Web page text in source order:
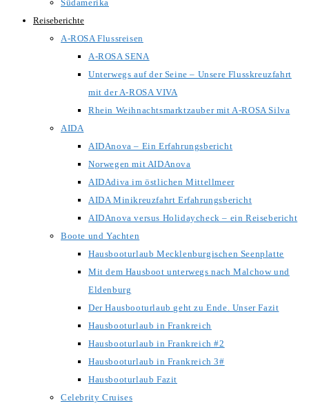
Südamerika
Reiseberichte
A-ROSA Flussreisen
A-ROSA SENA
Unterwegs auf der Seine – Unsere Flusskreuzfahrt
mit der A-ROSA VIVA
Rhein Weihnachtsmarktzauber mit A-ROSA Silva
AIDA
AIDAnova – Ein Erfahrungsbericht
Norwegen mit AIDAnova
AIDAdiva im östlichen Mittellmeer
AIDA Minikreuzfahrt Erfahrungsbericht
AIDAnova versus Holidaycheck – ein Reisebericht
Boote und Yachten
Hausbooturlaub Mecklenburgischen Seenplatte
Mit dem Hausboot unterwegs nach Malchow und
Eldenburg
Der Hausbooturlaub geht zu Ende. Unser Fazit
Hausbooturlaub in Frankreich
Hausbooturlaub in Frankreich #2
Hausbooturlaub in Frankreich 3#
Hausbooturlaub Fazit
Celebrity Cruises